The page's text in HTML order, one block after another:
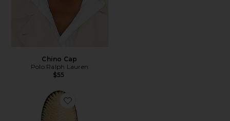
Chino Cap
Polo Ralph Lauren
$55
Favorite A ESCOVA DA SEREIA - ESCOVA DE